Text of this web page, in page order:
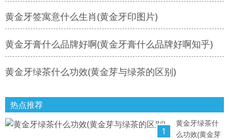
黄金牙签寓意什么生肖(黄金牙印图片)
黄金牙膏什么品牌好啊(黄金牙膏什么品牌好啊知乎)
黄金牙绿茶什么功效(黄金芽与绿茶的区别)
热点推荐
1
黄金牙绿茶什
么功效(黄金芽